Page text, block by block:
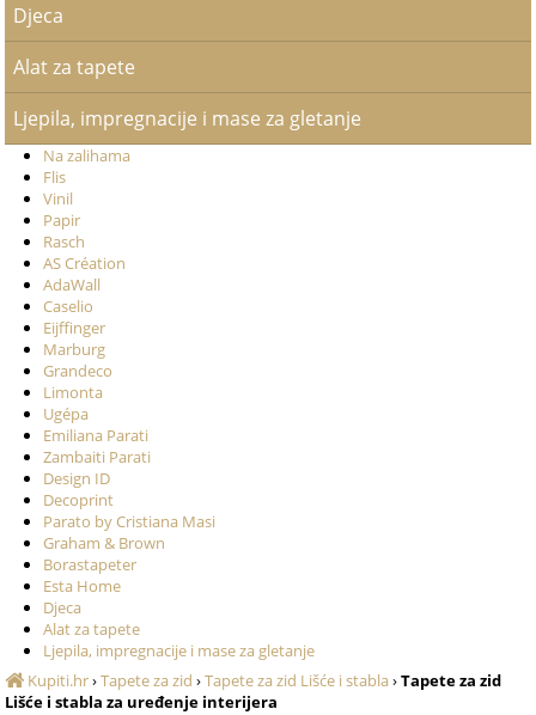
Djeca
Alat za tapete
Ljepila, impregnacije i mase za gletanje
Na zalihama
Flis
Vinil
Papir
Rasch
AS Création
AdaWall
Caselio
Eijffinger
Marburg
Grandeco
Limonta
Ugépa
Emiliana Parati
Zambaiti Parati
Design ID
Decoprint
Parato by Cristiana Masi
Graham & Brown
Borastapeter
Esta Home
Djeca
Alat za tapete
Ljepila, impregnacije i mase za gletanje
Kupiti.hr›Tapete za zid ›Tapete za zid Lišće i stabla›Tapete za zid
Lišće i stabla za uređenje interijera